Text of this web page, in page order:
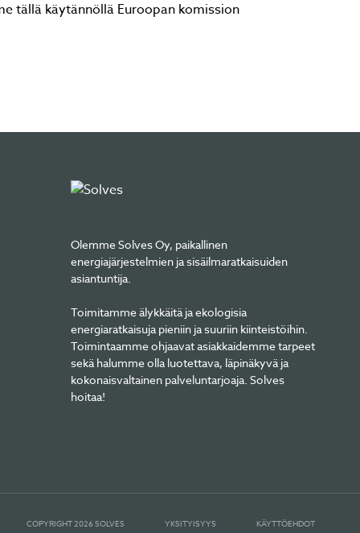
tällä käytännöllä Euroopan komission
Olemme Solves Oy, paikallinen
energiajärjestelmien ja sisäilmaratkaisuiden
asiantuntija.
Toimitamme älykkäitä ja ekologisia
energiaratkaisuja pieniin ja suuriin kiinteistöihin.
Toimintaamme ohjaavat asiakkaidemme tarpeet
sekä halumme olla luotettava, läpinäkyvä ja
kokonaisvaltainen palveluntarjoaja. Solves
hoitaa!
COPYRIGHT 2026 SOLVES YKSITYISYYS KÄYTTÖEHDOT